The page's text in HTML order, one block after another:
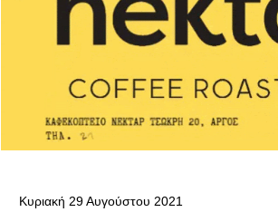
Κυριακή 29 Αυγούστου 2021